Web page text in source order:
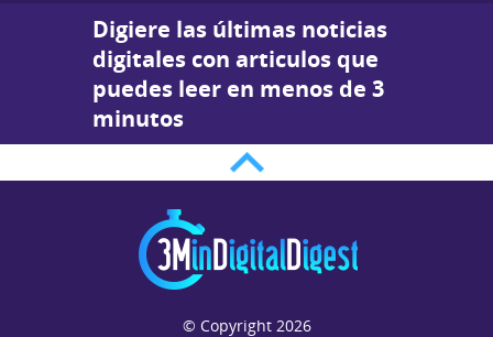
Digiere las últimas noticias
digitales con articulos que
puedes leer en menos de 3
minutos
© Copyright 2026